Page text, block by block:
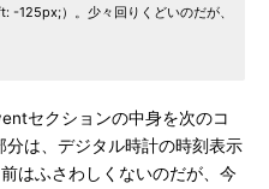
）。少々回りくどいのだが、
セクションの中身を次のコ
は、デジタル時計の時刻表示
はふさわしくないのだが、今